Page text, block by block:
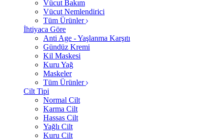
Vücut Bakım
Vücut Nemlendirici
Tüm Ürünler
İhtiyaca Göre
Anti Age - Yaşlanma Karşıtı
Gündüz Kremi
Kil Maskesi
Kuru Yağ
Maskeler
Tüm Ürünler
Cilt Tipi
Normal Cilt
Karma Cilt
Hassas Cilt
Yağlı Cilt
Kuru Cilt